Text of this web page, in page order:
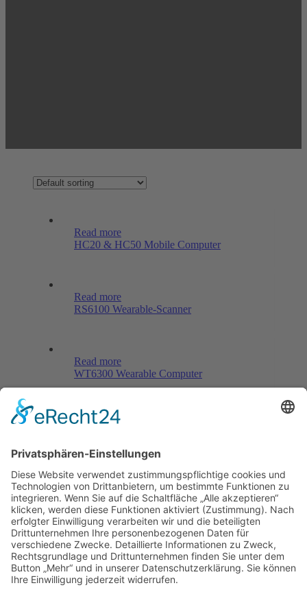
Read more
HC20 & HC50 Mobile Computer
Read more
RS6100 Wearable-Scanner
Read more
WT6300 Wearable Computer
Menü
Home
Kontakt
AGB
Datenschutzerklärung
Impressum
Anschrift
BSI Vertriebs GmbH